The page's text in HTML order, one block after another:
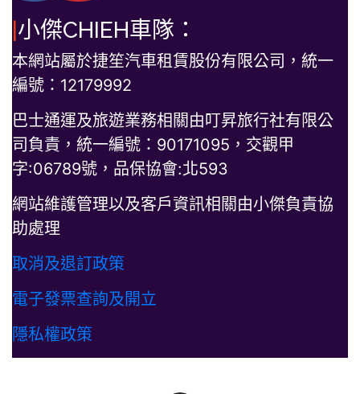
|小傑CHIEH車隊：
本網站屬於捷笙汽車租賃股份有限公司，統一
編號：12179992
巴士通運及旅遊業務相關由叮昇旅行社有限公
司負責，統一編號：90171095，交觀甲
字:06789號，品保協會:北593
網站維護管理以及客戶資訊相關由小傑負責協
助處理
取消及退訂政策
電子發票查詢及開立
隱私權政策